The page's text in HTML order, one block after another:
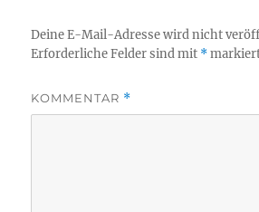
Deine E-Mail-Adresse wird nicht
Erforderliche Felder sind mit *
KOMMENTAR *